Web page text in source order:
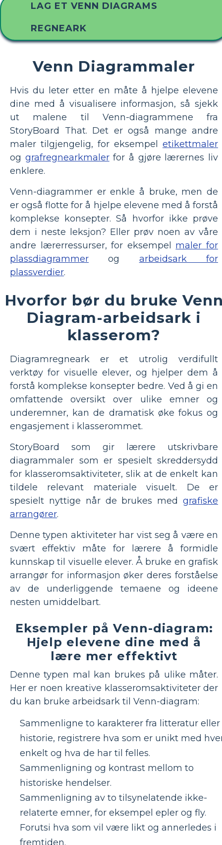
LAG ET VENN DIAGRAMS
REGNEARK
Venn Diagrammaler
Hvis du leter etter en måte å hjelpe elevene
dine med å visualisere informasjon, så sjekk
ut malene til Venn-diagrammene fra
StoryBoard That. Det er også mange andre
maler tilgjengelig, for eksempel etikettmaler
og grafregnearkmalerfor å gjøre lærernes liv
enklere.
Venn-diagrammer er enkle å bruke, men de
er også flotte for å hjelpe elevene med å forstå
komplekse konsepter. Så hvorfor ikke prøve
dem i neste leksjon? Eller prøv noen av våre
andre lærerressurser, for eksempel maler for
plassdiagrammer og arbeidsark for
plassverdier.
Hvorfor bør du bruke
Diagram-arbeidsark i
klasserom?
Diagramregneark er et utrolig verdifullt
verktøy for visuelle elever, og hjelper dem å
forstå komplekse konsepter bedre. Ved å gi en
omfattende oversikt over ulike emner og
underemner, kan de dramatisk øke fokus og
engasjement i klasserommet.
StoryBoard som gir lærere utskrivbare
diagrammaler som er spesielt skreddersydd
for klasseromsaktiviteter, slik at de enkelt kan
tildele relevant materiale visuelt. De er
spesielt nyttige når de brukes med grafiske
arrangører.
Denne typen aktiviteter har vist seg å være en
svært effektiv måte for lærere å formidle
kunnskap til visuelle elever. Å bruke en grafisk
arrangør for informasjon øker deres forståelse
av de underliggende temaene og ideene
nesten umiddelbart.
Eksempler på Venn-diagram:
Hjelp elevene dine med å
lære mer effektivt
Denne typen mal kan brukes på ulike måter.
Her er noen kreative klasseromsaktiviteter der
du kan bruke arbeidsark til Venn-diagram:
Sammenligne to karakterer fra litteratur eller
historie, registrere hva som er unikt med
enkelt og hva de har til felles.
Sammenligning og kontrast mellom to
historiske hendelser.
Sammenligning av to tilsynelatende ikke-
relaterte emner, for eksempel epler og fly.
Forutsi hva som vil være likt og annerledes i
fremtiden.